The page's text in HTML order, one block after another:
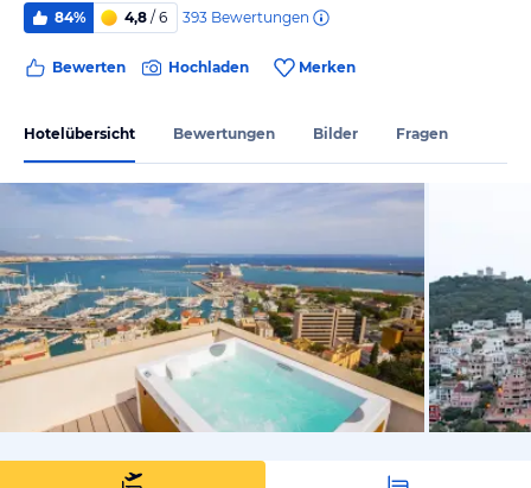
84% 4,8 / 6 393 Bewertungen
Bewerten Hochladen Merken
Hotelübersicht Bewertungen Bilder Fragen
vom